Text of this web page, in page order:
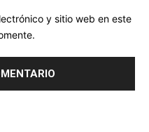
y sitio web en este